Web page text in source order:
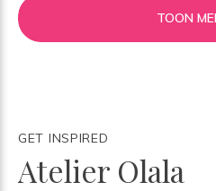
TOON
GET INSPIRED
Atelier Olala